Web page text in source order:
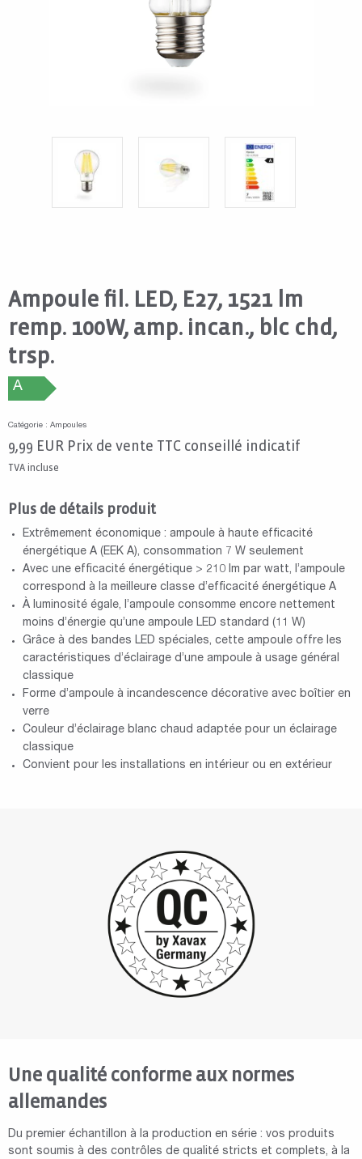
Ampoule fil. LED, E27, 1521 lm
remp. 100W, amp. incan., blc chd,
trsp.
A
Catégorie : Ampoules
9,99 EUR Prix de vente TTC conseillé indicatif
TVA incluse
Plus de détails produit
Extrêmement économique : ampoule à haute efficacité
énergétique A (EEK A), consommation 7 W seulement
Avec une efficacité énergétique > 210 lm par watt, l’ampoule
correspond à la meilleure classe d’efficacité énergétique A
À luminosité égale, l’ampoule consomme encore nettement
moins d’énergie qu’une ampoule LED standard (11 W)
Grâce à des bandes LED spéciales, cette ampoule offre les
caractéristiques d’éclairage d’une ampoule à usage général
classique
Forme d’ampoule à incandescence décorative avec boîtier en
verre
Couleur d’éclairage blanc chaud adaptée pour un éclairage
classique
Convient pour les installations en intérieur ou en extérieur
Une qualité conforme aux normes
allemandes
Du premier échantillon à la production en série : vos produits
sont soumis à des contrôles de qualité stricts et complets, à la